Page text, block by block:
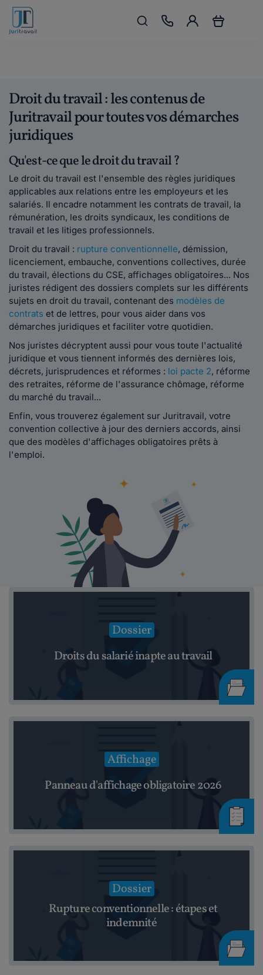
Droit du travail : les contenus de
Juritravail pour toutes vos démarches
juridiques
Qu'est-ce que le droit du travail ?
Le droit du travail est l'ensemble des règles juridiques
applicables aux relations entre les employeurs et les
salariés. Il encadre notamment les contrats de travail, la
rémunération, les droits syndicaux, les conditions de
travail et les litiges professionnels.
Droit du travail : rupture conventionnelle, démission,
licenciement, embauche, conventions collectives, durée
du travail, élections du CSE, affichages obligatoires... Nos
juristes rédigent des dossiers complets sur les différents
sujets en droit du travail, contenant des modèles de
contrats et de lettres, pour vous aider dans vos
démarches juridiques et faciliter votre quotidien.
Nos juristes décryptent aussi pour vous toute l'actualité
juridique et vous tiennent informés des dernières lois,
décrets, jurisprudences et réformes : loi pacte 2, réforme
des retraites, réforme de l'assurance chômage, réforme
du marché du travail...
Enfin, vous trouverez également sur Juritravail, votre
convention collective à jour des derniers accords, ainsi
que des modèles d'affichages obligatoires prêts à
l'emploi.
Dossier
Droits du salarié inapte au travail
Affichage
Panneau d'affichage obligatoire 2026
Dossier
Rupture conventionnelle : étapes et
indemnité